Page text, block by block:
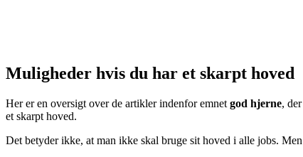
Muligheder hvis du har et skarpt hoved
Her er en oversigt over de artikler indenfor emnet god hjerne,
et skarpt hoved.
Det betyder ikke, at man ikke skal bruge sit hoved i alle jobs.